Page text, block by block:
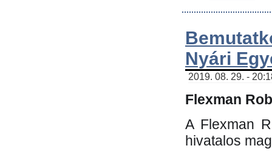
Nyári
2019. 08. 29. -
Flexman
A Flexman
hivatalos